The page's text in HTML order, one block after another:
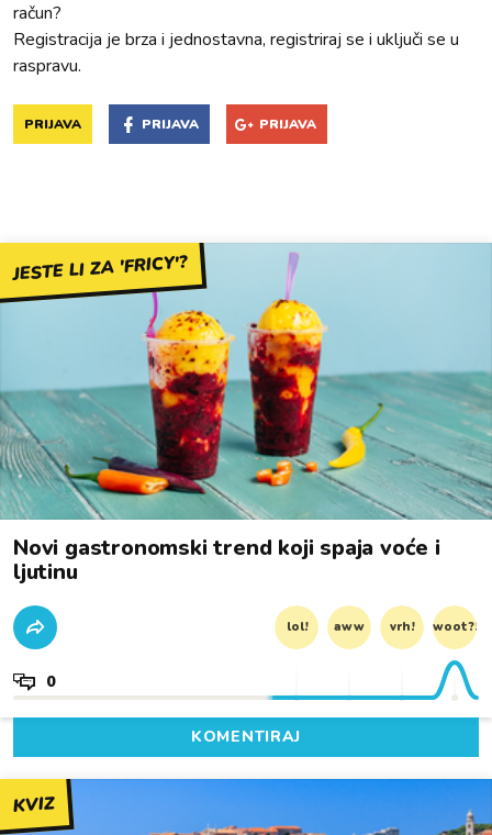
račun?
Registracija je brza i jednostavna, registriraj se i uključi se u
raspravu.
PRIJAVA PRIJAVA PRIJAVA
JESTE LI ZA 'FRICY'?
Novi gastronomski trend koji spaja voće i
ljutinu
lol! aww vrh! woot?!
0
KOMENTIRAJ
KVIZ